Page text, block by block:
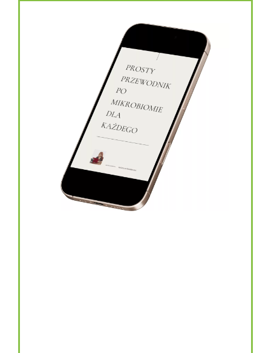
topinambur w kapsułkach